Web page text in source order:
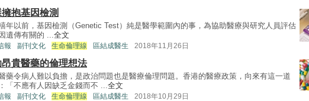
抱基因檢測
年以前，基因檢測（Genetic Test）純是醫學範圍內的事，為協助醫療與研究人員評估
遺傳有關的 ...全文
報 副刊文化 生命倫理線 區結成醫生 2018年11月26日
昂貴醫藥的倫理想法
藥令病人難以負擔，是政治問題也是醫療倫理問題。香港的醫療政策，向來有這一道
「不應有人因缺乏金錢而不 ...全文
報 副刊文化 生命倫理線 區結成醫生 2018年10月29日